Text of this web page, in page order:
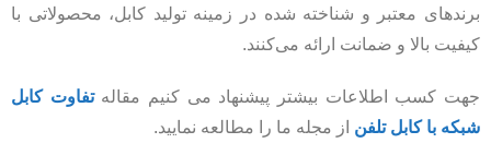
برندهای معتبر و شناخته شده در زمینه تولید کابل، محصولاتی با
کیفیت بالا و ضمانت ارائه می‌کنند.
جهت کسب اطلاعات بیشتر پیشنهاد می کنیم مقالهتفاوت کابل
شبکه با کابل تلفن از مجله ما را مطالعه نمایید.